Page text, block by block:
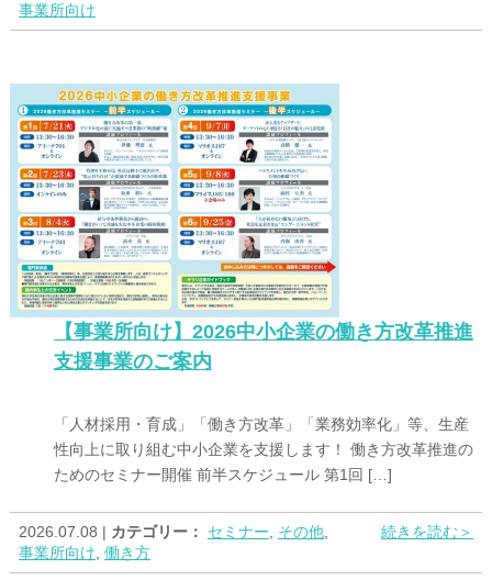
事業所向け
【事業所向け】2026中小企業の働き方改革推進
支援事業のご案内
「人材採用・育成」「働き方改革」「業務効率化」等、生産
性向上に取り組む中小企業を支援します！ 働き方改革推進の
ためのセミナー開催 前半スケジュール 第1回 […]
2026.07.08 | カテゴリー： セミナー その他,
事業所向け 働き方
続きを読む＞